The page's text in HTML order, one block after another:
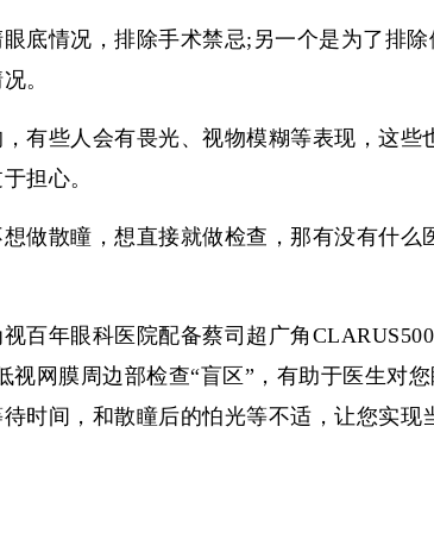
底情况，排除手术禁忌;另一个是为了排除
。
有些人会有畏光、视物模糊等表现，这些
担心。
做散瞳，想直接就做检查，那有没有什么
百年眼科医院配备蔡司超广角CLARUS500
网膜周边部检查“盲区”，有助于医生对您
时间，和散瞳后的怕光等不适，让您实现